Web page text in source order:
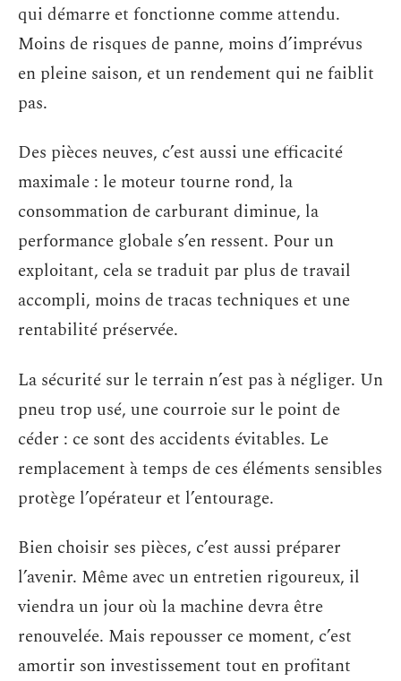
qui démarre et fonctionne comme attendu.
Moins de risques de panne, moins d’imprévus
en pleine saison, et un rendement qui ne faiblit
pas.
Des pièces neuves, c’est aussi une efficacité
maximale : le moteur tourne rond, la
consommation de carburant diminue, la
performance globale s’en ressent. Pour un
exploitant, cela se traduit par plus de travail
accompli, moins de tracas techniques et une
rentabilité préservée.
La sécurité sur le terrain n’est pas à négliger. Un
pneu trop usé, une courroie sur le point de
céder : ce sont des accidents évitables. Le
remplacement à temps de ces éléments sensibles
protège l’opérateur et l’entourage.
Bien choisir ses pièces, c’est aussi préparer
l’avenir. Même avec un entretien rigoureux, il
viendra un jour où la machine devra être
renouvelée. Mais repousser ce moment, c’est
amortir son investissement tout en profitant